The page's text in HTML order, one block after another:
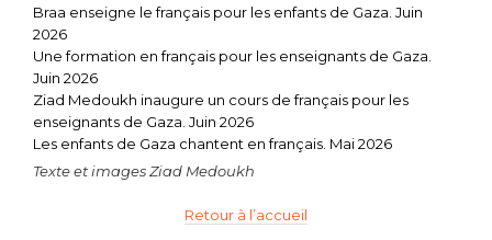
Braa enseigne le français pour les enfants de Gaza. Juin
2026
Une formation en français pour les enseignants de Gaza.
Juin 2026
Ziad Medoukh inaugure un cours de français pour les
enseignants de Gaza. Juin 2026
Les enfants de Gaza chantent en français. Mai 2026
Texte et images Ziad Medoukh
Retour à l’accueil